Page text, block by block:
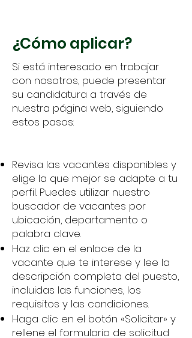
¿Cómo aplicar?
Si está interesado en trabajar
con nosotros, puede presentar
su candidatura a través de
nuestra página web, siguiendo
estos pasos:
Revisa las vacantes disponibles y
elige la que mejor se adapte a tu
perfil. Puedes utilizar nuestro
buscador de vacantes por
ubicación, departamento o
palabra clave.
Haz clic en el enlace de la
vacante que te interese y lee la
descripción completa del puesto,
incluidas las funciones, los
requisitos y las condiciones.
Haga clic en el botón «Solicitar» y
rellene el formulario de solicitud